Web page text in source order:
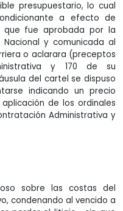
presupuestario, lo cual
a efecto de
que fue aprobada por la
y comunicada al
o aclarara (preceptos
y 170 de su
del cartel se dispuso
indicando un precio
de los ordinales
Administrativa y
sobre las costas del
condenando al vencido a